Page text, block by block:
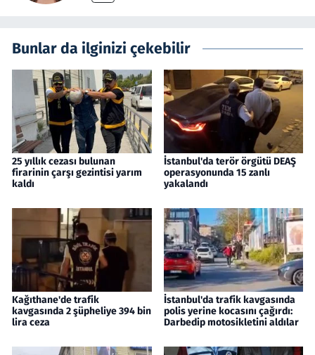
Bunlar da ilginizi çekebilir
25 yıllık cezası bulunan
firarinin çarşı gezintisi yarım
kaldı
İstanbul'da terör örgütü DEAŞ
operasyonunda 15 zanlı
yakalandı
Kağıthane'de trafik
kavgasında 2 şüpheliye 394 bin
lira ceza
İstanbul'da trafik kavgasında
polis yerine kocasını çağırdı:
Darbedip motosikletini aldılar